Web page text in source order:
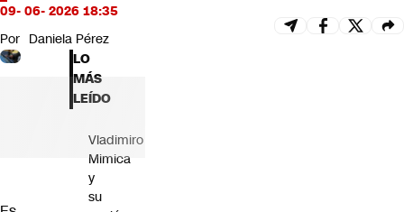
Futuro 360
09- 06- 2026 18:35
Por Daniela Pérez
LO
MÁS
LEÍDO
Vladimiro
Mimica
y
su